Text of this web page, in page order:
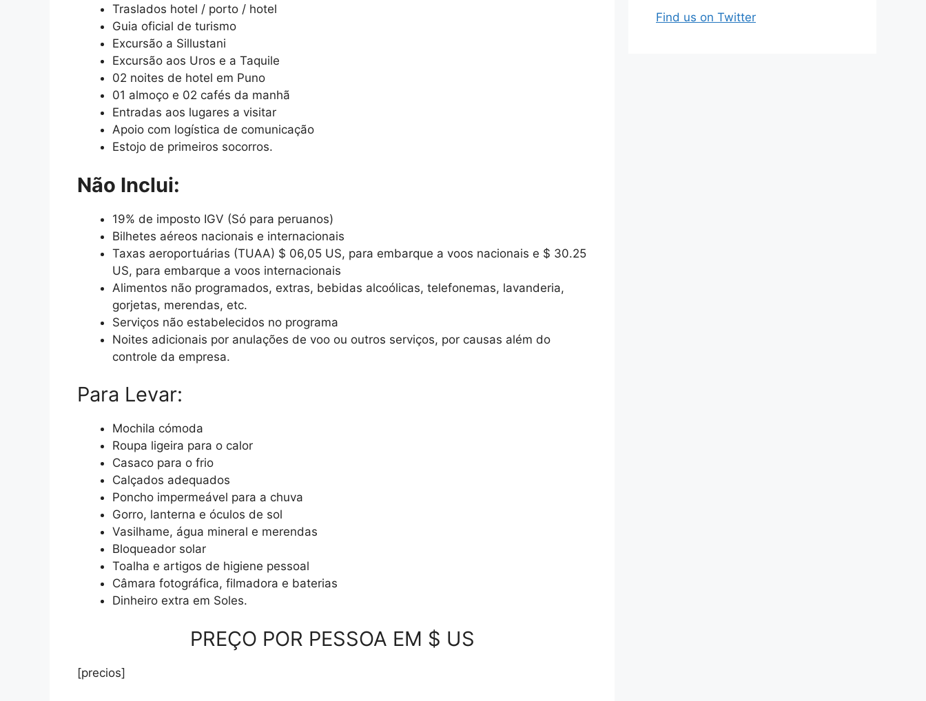
Traslados hotel / porto / hotel
Guia oficial de turismo
Excursão a Sillustani
Excursão aos Uros e a Taquile
02 noites de hotel em Puno
01 almoço e 02 cafés da manhã
Entradas aos lugares a visitar
Apoio com logística de comunicação
Estojo de primeiros socorros.
Não Inclui:
19% de imposto IGV (Só para peruanos)
Bilhetes aéreos nacionais e internacionais
Taxas aeroportuárias (TUAA) $ 06,05 US, para embarque a voos nacionais e $ 30.25
US, para embarque a voos internacionais
Alimentos não programados, extras, bebidas alcoólicas, telefonemas, lavanderia,
gorjetas, merendas, etc.
Serviços não estabelecidos no programa
Noites adicionais por anulações de voo ou outros serviços, por causas além do
controle da empresa.
Para Levar:
Mochila cómoda
Roupa ligeira para o calor
Casaco para o frio
Calçados adequados
Poncho impermeável para a chuva
Gorro, lanterna e óculos de sol
Vasilhame, água mineral e merendas
Bloqueador solar
Toalha e artigos de higiene pessoal
Câmara fotográfica, filmadora e baterias
Dinheiro extra em Soles.
PREÇO POR PESSOA EM $ US
[precios]
Find us on Twitter